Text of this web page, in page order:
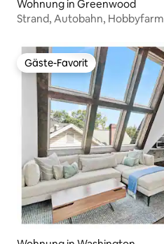
Wohnung in Greenwood
Strand, Autobahn, Hobbyfarm
Gäste-Favorit
Gäste-Favorit